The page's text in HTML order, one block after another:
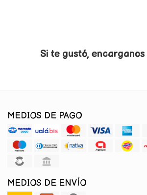
Si te gustó, encarganos
MEDIOS DE PAGO
MEDIOS DE ENVÍO